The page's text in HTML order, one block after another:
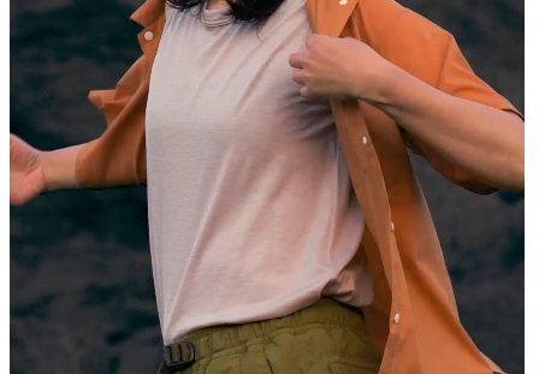
山道具として考えられたクロー
ジング
機能的な5ポケットを持つパン
ツ＆ショーツ
JACKETS
風や雨、寒さを防ぐシェル
HATS
ハイキングのためのヘッドウ
ア